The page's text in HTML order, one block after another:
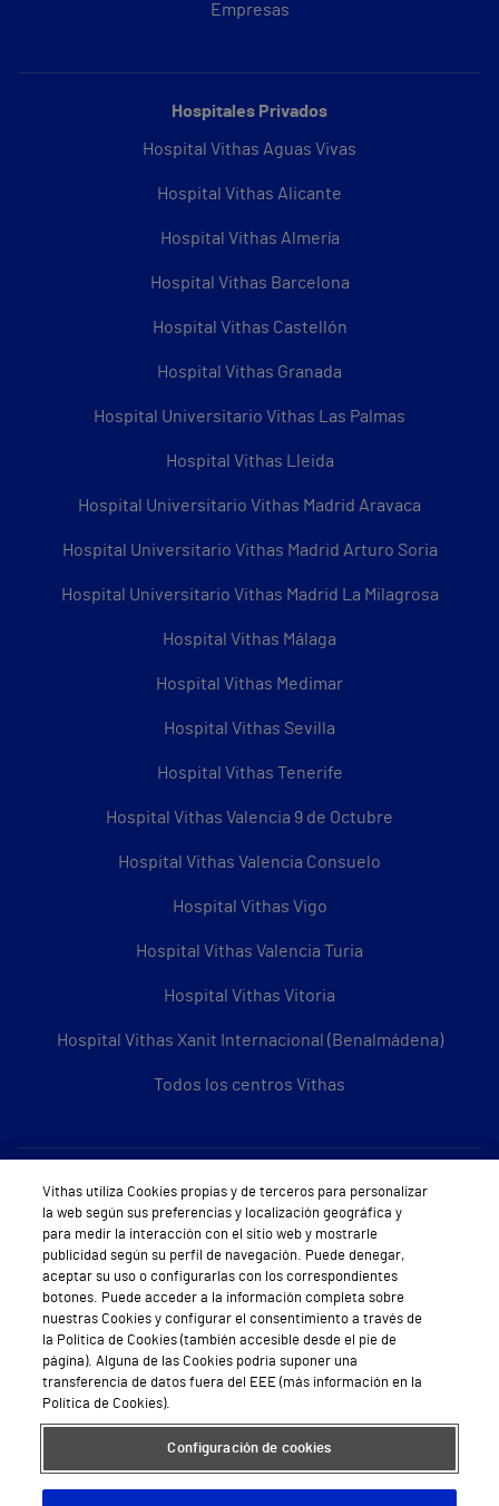
Empresas
Hospitales Privados
Hospital Vithas Aguas Vivas
Hospital Vithas Alicante
Hospital Vithas Almería
Hospital Vithas Barcelona
Hospital Vithas Castellón
Hospital Vithas Granada
Hospital Universitario Vithas Las Palmas
Hospital Vithas Lleida
Hospital Universitario Vithas Madrid Aravaca
Hospital Universitario Vithas Madrid Arturo Soria
Hospital Universitario Vithas Madrid La Milagrosa
Hospital Vithas Málaga
Hospital Vithas Medimar
Hospital Vithas Sevilla
Hospital Vithas Tenerife
Hospital Vithas Valencia 9 de Octubre
Hospital Vithas Valencia Consuelo
Hospital Vithas Vigo
Hospital Vithas Valencia Turia
Hospital Vithas Vitoria
Hospital Vithas Xanit Internacional (Benalmádena)
Todos los centros Vithas
Sobre Vithas
Quiénes somos
Trabajar en Vithas
Teléfono Cita Médica
Teléfono Atención al Cliente
Política de seguridad y salud en el trabajo
Conoce a Supervita
Vithas utiliza Cookies propias y de terceros para personalizar
la web según sus preferencias y localización geográfica y
para medir la interacción con el sitio web y mostrarle
publicidad según su perfil de navegación. Puede denegar,
aceptar su uso o configurarlas con los correspondientes
botones. Puede acceder a la información completa sobre
nuestras Cookies y configurar el consentimiento a través de
la Política de Cookies (también accesible desde el pie de
página). Alguna de las Cookies podría suponer una
transferencia de datos fuera del EEE (más información en la
Política de Cookies).
Configuración de cookies